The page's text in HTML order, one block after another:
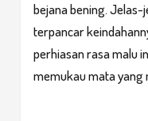
bejana bening. Jelas-
terpancar
perhiasan rasa malu
memukau mata yang